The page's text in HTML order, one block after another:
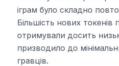
іграм було складно
Більшість нових токенів
отримували досить
призводило до
гравців.